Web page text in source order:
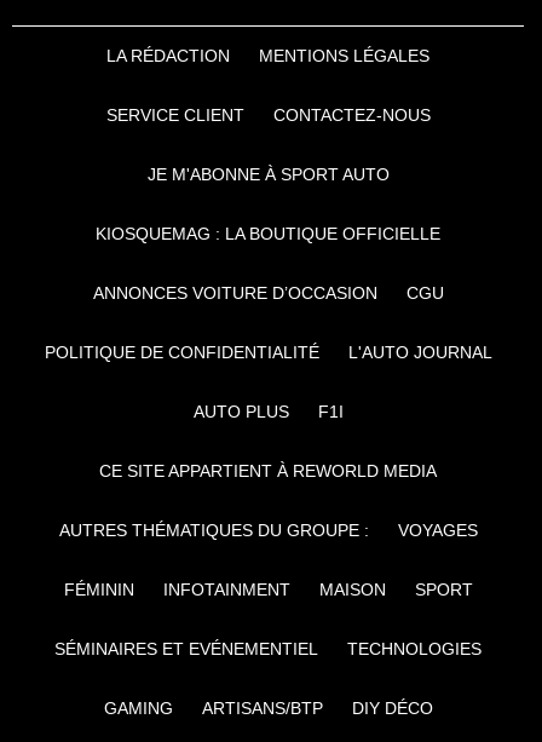
LA RÉDACTION MENTIONS LÉGALES
SERVICE CLIENT CONTACTEZ-NOUS
JE M'ABONNE À SPORT AUTO
KIOSQUEMAG : LA BOUTIQUE OFFICIELLE
ANNONCES VOITURE D’OCCASION CGU
POLITIQUE DE CONFIDENTIALITÉ L'AUTO JOURNAL
AUTO PLUS F1I
CE SITE APPARTIENT À REWORLD MEDIA
AUTRES THÉMATIQUES DU GROUPE : VOYAGES
FÉMININ INFOTAINMENT MAISON SPORT
SÉMINAIRES ET EVÉNEMENTIEL TECHNOLOGIES
GAMING ARTISANS/BTP DIY DÉCO